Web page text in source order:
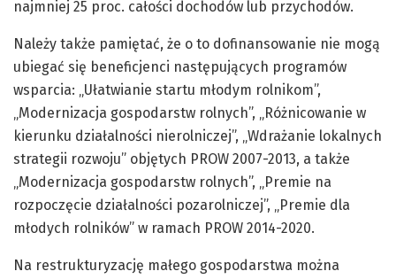
najmniej 25 proc. całości dochodów lub przychodów.
Należy także pamiętać, że o to dofinansowanie nie mogą
ubiegać się beneficjenci następujących programów
wsparcia: „Ułatwianie startu młodym rolnikom”,
„Modernizacja gospodarstw rolnych”, „Różnicowanie w
kierunku działalności nierolniczej”, „Wdrażanie lokalnych
strategii rozwoju” objętych PROW 2007-2013, a także
„Modernizacja gospodarstw rolnych”, „Premie na
rozpoczęcie działalności pozarolniczej”, „Premie dla
młodych rolników” w ramach PROW 2014-2020.
Na restrukturyzację małego gospodarstwa można